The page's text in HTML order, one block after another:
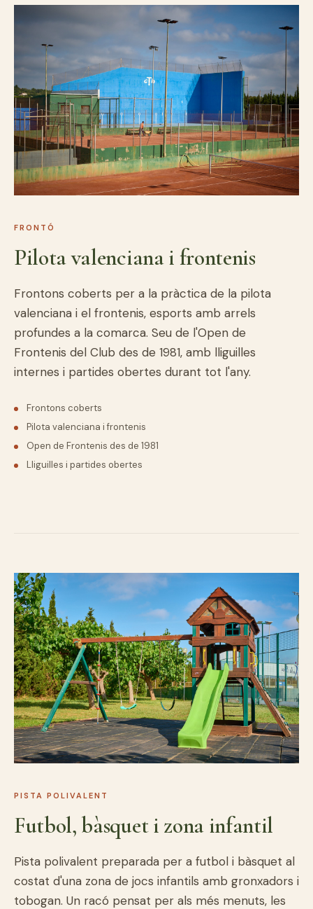
FRONTÓ
Pilota valenciana i frontenis
Frontons coberts per a la pràctica de la pilota
valenciana i el frontenis, esports amb arrels
profundes a la comarca. Seu de l'Open de
Frontenis del Club des de 1981, amb lliguilles
internes i partides obertes durant tot l'any.
Frontons coberts
Pilota valenciana i frontenis
Open de Frontenis des de 1981
Lliguilles i partides obertes
PISTA POLIVALENT
Futbol, bàsquet i zona infantil
Pista polivalent preparada per a futbol i bàsquet al
costat d'una zona de jocs infantils amb gronxadors i
tobogan. Un racó pensat per als més menuts, les